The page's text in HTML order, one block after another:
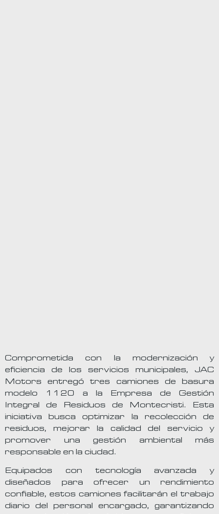
Comprometida con la modernización y
eficiencia de los servicios municipales, JAC
Motors entregó tres camiones de basura
modelo 1120 a la Empresa de Gestión
Integral de Residuos de Montecristi. Esta
iniciativa busca optimizar la recolección de
residuos, mejorar la calidad del servicio y
promover una gestión ambiental más
responsable en la ciudad.
Equipados con tecnología avanzada y
diseñados para ofrecer un rendimiento
confiable, estos camiones facilitarán el trabajo
diario del personal encargado, garantizando